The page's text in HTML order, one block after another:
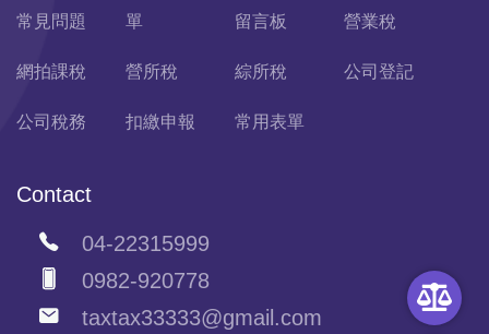
常見問題
單
留言板 營業稅
網拍課稅 營所稅 綜所稅 公司登記
公司稅務 扣繳申報 常用表單
Contact
04-22315999
0982-920778
taxtax33333@gmail.com